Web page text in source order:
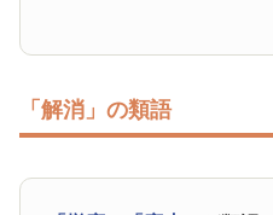
「解消」の類語